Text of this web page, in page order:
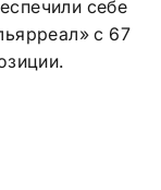
себе
с 67